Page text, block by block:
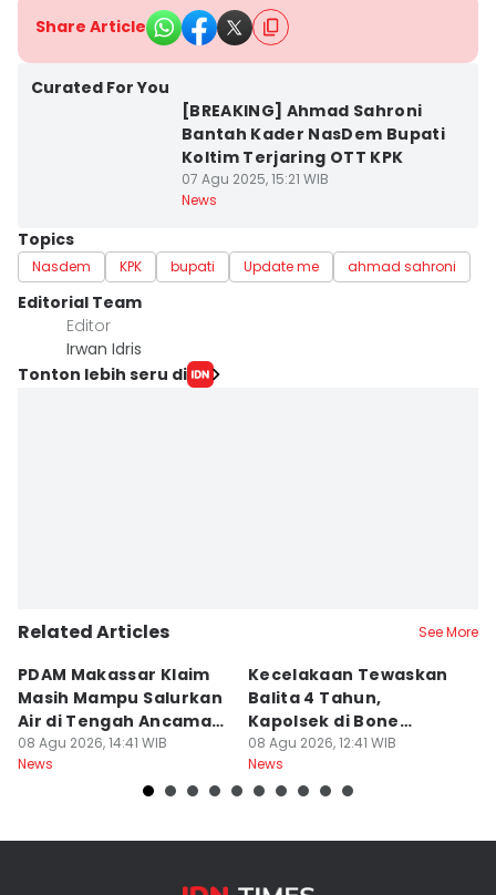
Share Article
Curated For You
[BREAKING] Ahmad Sahroni
Bantah Kader NasDem Bupati
Koltim Terjaring OTT KPK
07 Agu 2025, 15:21 WIB
News
Topics
Nasdem KPK bupati Update me ahmad sahroni
Editorial Team
Editor
Irwan Idris
Tonton lebih seru di
Related Articles See More
PDAM Makassar Klaim
Masih Mampu Salurkan
Air di Tengah Ancaman
Kekeringan
08 Agu 2026, 14:41 WIB
News
Kecelakaan Tewaskan
Balita 4 Tahun,
Kapolsek di Bone
Diperiksa Propam
08 Agu 2026, 12:41 WIB
News